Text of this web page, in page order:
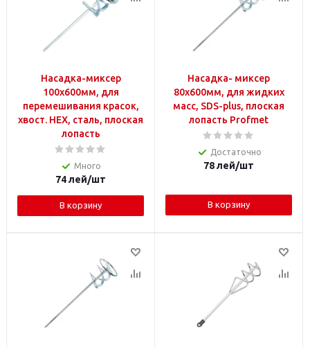
Насадка-миксер
100х600мм, для
перемешивания красок,
хвост. HEX, сталь, плоская
лопасть
Много
74лей/шт
В корзину
Насадка- миксер
80x600мм, для жидких
масс, SDS-plus, плоская
лопасть Profmet
Достаточно
78лей/шт
В корзину